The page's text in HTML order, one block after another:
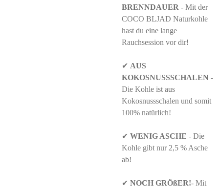
BRENNDAUER - Mit der
COCO BLJAD Naturkohle
hast du eine lange
Rauchsession vor dir!
✔ AUS
KOKOSNUSSSCHALEN -
Die Kohle ist aus
Kokosnussschalen und somit
100% natürlich!
✔ WENIG ASCHE - Die
Kohle gibt nur 2,5 % Asche
ab!
✔ NOCH GRÖßER!- Mit